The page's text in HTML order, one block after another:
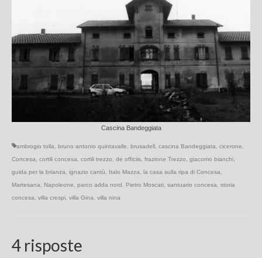
Cascina Bandeggiata
ambrogio tolla bruno antonio quintavalle brusadell cascina Bandeggiata cicerone
Concesa
cortili concesa cortili trezzo de officiis frazione Trezzo giacomo bianchi
guida per la brianza
ignazio cantù Italo Mazza la casa sulla ripa di Concesa
Martesana
Napoleone parco adda nord Pietro Moscati santuario concesa
storia
concesa
villa crespi villa Gina villa nina
4 risposte